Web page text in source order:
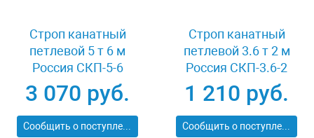
Строп канатный
петлевой 5 т 6 м
Россия СКП-5-6
3 070 руб.
Сообщить о поступлении
Строп канатный
петлевой 3.6 т 2 м
Россия СКП-3.6-2
1 210 руб.
Сообщить о поступлении